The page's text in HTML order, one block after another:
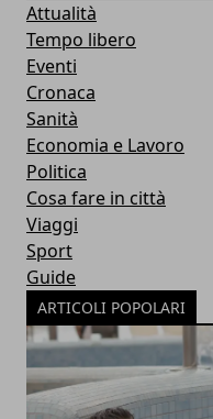
Attualità
Tempo libero
Eventi
Cronaca
Sanità
Economia e Lavoro
Politica
Cosa fare in città
Viaggi
Sport
Guide
ARTICOLI POPOLARI